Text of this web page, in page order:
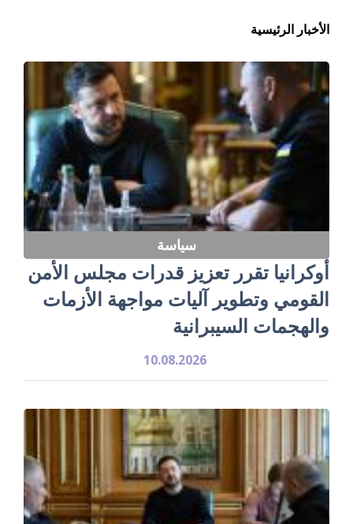
الأخبار الرئيسية
سياسة
أوكرانيا تقرر تعزيز قدرات مجلس الأمن
القومي وتطوير آليات مواجهة الأزمات
والهجمات السيبرانية
10.08.2026